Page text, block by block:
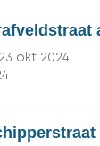
23 okt 2024